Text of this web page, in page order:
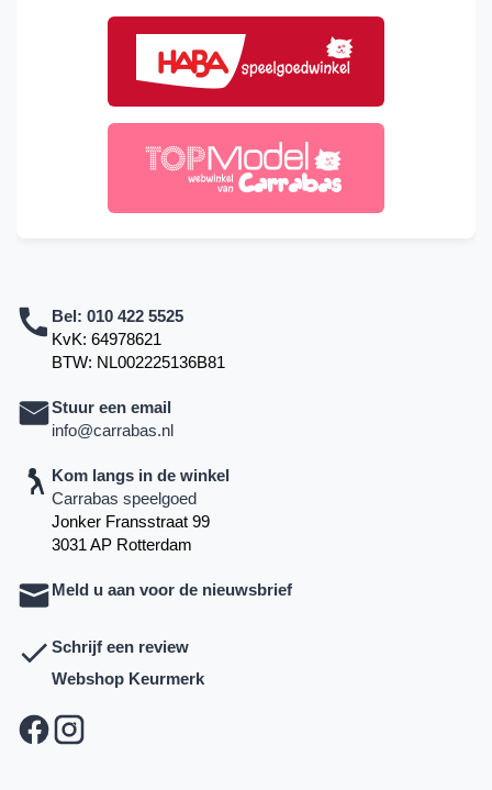
Bel: 010 422 5525
KvK: 64978621
BTW: NL002225136B81
Stuur een email
info@carrabas.nl
Kom langs in de winkel
Carrabas speelgoed
Jonker Fransstraat 99
3031 AP Rotterdam
Meld u aan voor de nieuwsbrief
Schrijf een review
Webshop Keurmerk